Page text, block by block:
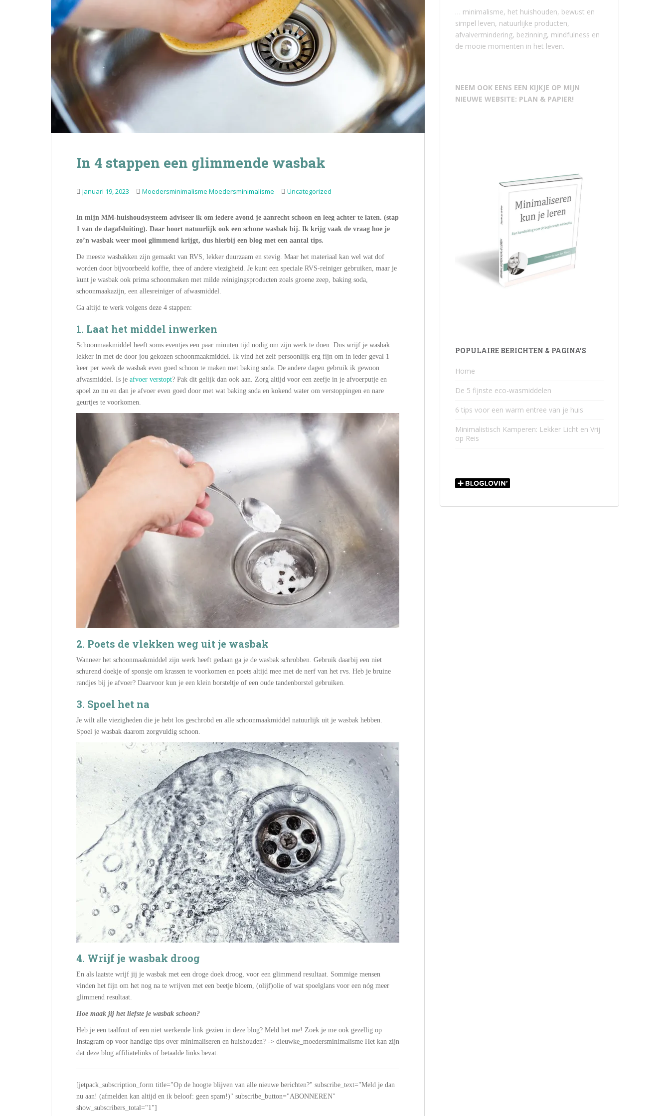
In 4 stappen een glimmende wasbak
januari 19, 2023 Moedersminimalisme Moedersminimalisme Uncategorized
In mijn MM-huishoudsysteem adviseer ik om iedere avond je aanrecht schoon en leeg achter te laten. (stap
1 van de dagafsluiting). Daar hoort natuurlijk ook een schone wasbak bij. Ik krijg vaak de vraag hoe je
zo’n wasbak weer mooi glimmend krijgt, dus hierbij een blog met een aantal tips.
De meeste wasbakken zijn gemaakt van RVS, lekker duurzaam en stevig. Maar het materiaal kan wel wat dof
worden door bijvoorbeeld koffie, thee of andere viezigheid. Je kunt een speciale RVS-reiniger gebruiken, maar je
kunt je wasbak ook prima schoonmaken met milde reinigingsproducten zoals groene zeep, baking soda,
schoonmaakazijn, een allesreiniger of afwasmiddel.
Ga altijd te werk volgens deze 4 stappen:
1. Laat het middel inwerken
Schoonmaakmiddel heeft soms eventjes een paar minuten tijd nodig om zijn werk te doen. Dus wrijf je wasbak
lekker in met de door jou gekozen schoonmaakmiddel. Ik vind het zelf persoonlijk erg fijn om in ieder geval 1
keer per week de wasbak even goed schoon te maken met baking soda. De andere dagen gebruik ik gewoon
afwasmiddel. Is je afvoer verstopt? Pak dit gelijk dan ook aan. Zorg altijd voor een zeefje in je afvoerputje en
spoel zo nu en dan je afvoer even goed door met wat baking soda en kokend water om verstoppingen en nare
geurtjes te voorkomen.
2. Poets de vlekken weg uit je wasbak
Wanneer het schoonmaakmiddel zijn werk heeft gedaan ga je de wasbak schrobben. Gebruik daarbij een niet
schurend doekje of sponsje om krassen te voorkomen en poets altijd mee met de nerf van het rvs. Heb je bruine
randjes bij je afvoer? Daarvoor kun je een klein borsteltje of een oude tandenborstel gebruiken.
3. Spoel het na
Je wilt alle viezigheden die je hebt los geschrobd en alle schoonmaakmiddel natuurlijk uit je wasbak hebben.
Spoel je wasbak daarom zorgvuldig schoon.
4. Wrijf je wasbak droog
En als laatste wrijf jij je wasbak met een droge doek droog, voor een glimmend resultaat. Sommige mensen
vinden het fijn om het nog na te wrijven met een beetje bloem, (olijf)olie of wat spoelglans voor een nóg meer
glimmend resultaat.
Hoe maak jij het liefste je wasbak schoon?
Heb je een taalfout of een niet werkende link gezien in deze blog? Meld het me! Zoek je me ook gezellig op
Instagram op voor handige tips over minimaliseren en huishouden? -> dieuwke_moedersminimalisme Het kan zijn
dat deze blog affiliatelinks of betaalde links bevat.
[jetpack_subscription_form title="Op de hoogte blijven van alle nieuwe berichten?" subscribe_text="Meld je dan
nu aan! (afmelden kan altijd en ik beloof: geen spam!)" subscribe_button="ABONNEREN"
show_subscribers_total="1"]
… minimalisme, het huishouden, bewust en
simpel leven, natuurlijke producten,
afvalvermindering, bezinning, mindfulness en
de mooie momenten in het leven.
NEEM OOK EENS EEN KIJKJE OP MIJN
NIEUWE WEBSITE: PLAN & PAPIER!
POPULAIRE BERICHTEN & PAGINA’S
Home
De 5 fijnste eco-wasmiddelen
6 tips voor een warm entree van je huis
Minimalistisch Kamperen: Lekker Licht en Vrij
op Reis